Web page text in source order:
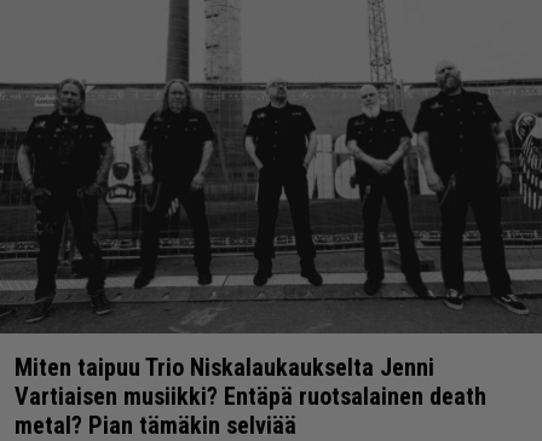
Miten taipuu Trio Niskalaukaukselta Jenni
Vartiaisen musiikki? Entäpä ruotsalainen death
metal? Pian tämäkin selviää